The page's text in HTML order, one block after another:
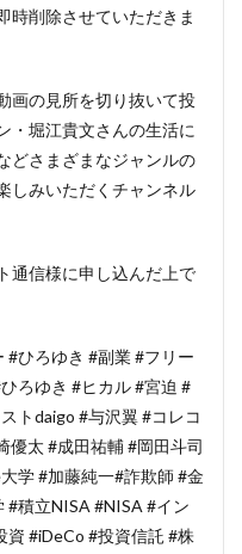
時削除させていただきま
画の見所を切り抜いて投
・堀江貴文さんの生活に
どさまざまなジャンルの
しみいただくチャンネル
通信様に申し込んだ上で
#ひろゆき #副業 #フリー
ろゆき #ヒカル #宮迫 #
トdaigo #与沢翼 #コレコ
優太 #成田祐輔 #岡田斗司
学 #加藤純一#詐欺師 #金
#積立NISA #NISA #イン
#iDeCo #投資信託 #株